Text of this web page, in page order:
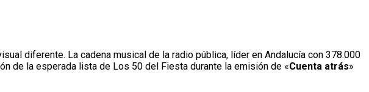
diferente. La cadena musical de la radio pública, líder en Andalucía con 378.000
de la esperada lista de Los 50 del Fiesta durante la emisión de «Cuenta atrás»